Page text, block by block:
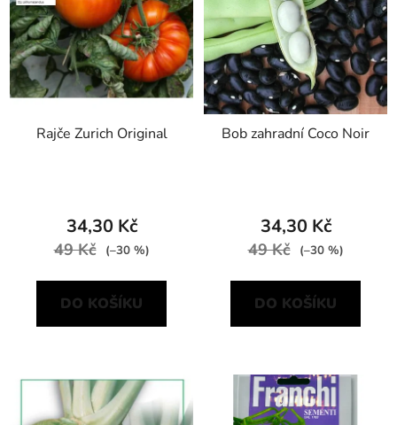
Rajče Zurich Original
34,30 Kč
49 Kč (–30 %)
DO KOŠÍKU
Bob zahradní Coco Noir
34,30 Kč
49 Kč (–30 %)
DO KOŠÍKU